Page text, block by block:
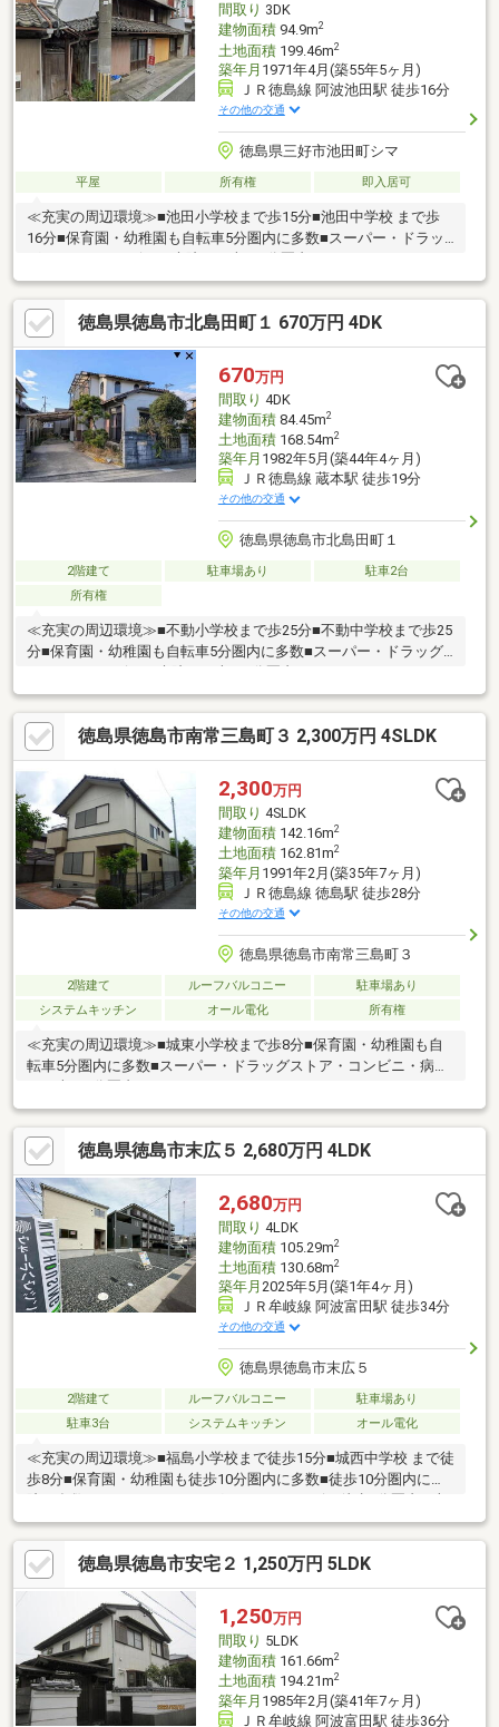
間取り 3DK
建物面積94.9m2
土地面積199.46m2
築年月 1971年4月(築55年5ヶ月)
ＪＲ徳島線 阿波池田駅 徒歩16分
その他の交通
徳島県三好市池田町シマ
平屋 所有権 即入居可
≪充実の周辺環境≫■池田小学校まで歩15分■池田中学校 まで歩
16分■保育園・幼稚園も自転車5分圏内に多数■スーパー・ドラッ
徳島県徳島市北島田町１ 670万円 4DK
670万円
間取り 4DK
建物面積84.45m2
土地面積168.54m2
築年月 1982年5月(築44年4ヶ月)
ＪＲ徳島線 蔵本駅 徒歩19分
その他の交通
徳島県徳島市北島田町１
2階建て 駐車場あり
駐車2台
所有権
≪充実の周辺環境≫■不動小学校まで歩25分■不動中学校まで歩25
分■保育園・幼稚園も自転車5分圏内に多数■スーパー・ドラッグ
徳島県徳島市南常三島町３ 2,300万円 4SLDK
2,300万円
間取り 4SLDK
建物面積142.16m2
土地面積162.81m2
築年月 1991年2月(築35年7ヶ月)
ＪＲ徳島線 徳島駅 徒歩28分
その他の交通
徳島県徳島市南常三島町３
2階建て ルーフバルコニー
駐車場あり
システムキッチン
オール電化 所有権
≪充実の周辺環境≫■城東小学校まで歩8分■保育園・幼稚園も自
転車5分圏内に多数■スーパー・ドラッグストア・コンビニ・病院
徳島県徳島市末広５ 2,680万円 4LDK
2,680万円
間取り 4LDK
建物面積105.29m2
土地面積130.68m2
築年月 2025年5月(築1年4ヶ月)
ＪＲ牟岐線 阿波富田駅 徒歩34分
その他の交通
徳島県徳島市末広５
2階建て ルーフバルコニー
駐車場あり
駐車3台
システムキッチン オール電化
≪充実の周辺環境≫■福島小学校まで徒歩15分■城西中学校 まで徒
歩8分■保育園・幼稚園も徒歩10分圏内に多数■徒歩10分圏内に病
納豊富な住みやすい間取り≫■収納豊富な4LDK■車2台駐車可
■LDK16帖+和室4.5帖■全室収納付■雨でも安心のインナーバルコ
ニー≪安心の住宅性能≫■高断熱×耐震等級3×低価格の新築住宅!■
住宅性能表示制度7項目で最高等級取得!■地盤保証＋建物保証有■
定期点検付でアフターサービス充実♪本日ご案内可能です♪
徳島県徳島市安宅２ 1,250万円 5LDK
1,250万円
間取り 5LDK
建物面積161.66m2
土地面積194.21m2
築年月 1985年2月(築41年7ヶ月)
ＪＲ牟岐線 阿波富田駅 徒歩36分